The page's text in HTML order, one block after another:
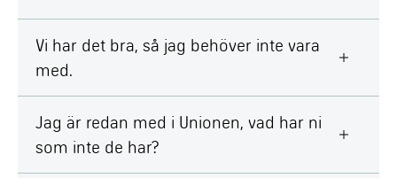
Vi har det bra, så jag behöver inte vara
med.
Jag är redan med i Unionen, vad har ni
som inte de har?